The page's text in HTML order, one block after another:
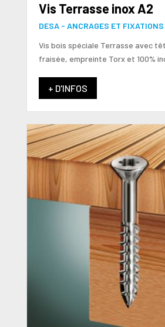
Vis Terrasse inox A2
DESA - ANCRAGES ET FIXATIONS
Vis bois spéciale Terrasse avec
fraisée, empreinte Torx et 100%
+ D'INFOS